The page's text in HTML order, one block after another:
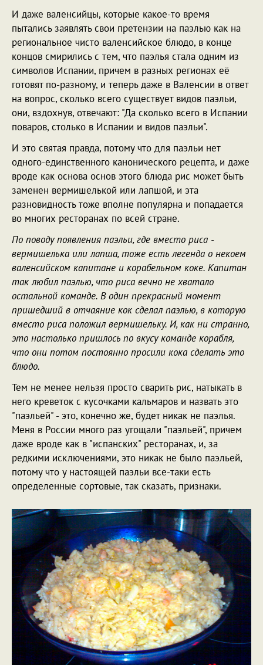
И даже валенсийцы, которые какое-то время
пытались заявлять свои претензии на паэлью как на
региональное чисто валенсийское блюдо, в конце
концов смирились с тем, что паэлья стала одним из
символов Испании, причем в разных регионах её
готовят по-разному, и теперь даже в Валенсии в ответ
на вопрос, сколько всего существует видов паэльи,
они, вздохнув, отвечают: "Да сколько всего в Испании
поваров, столько в Испании и видов паэльи".
И это святая правда, потому что для паэльи нет
одного-единственного канонического рецепта, и даже
вроде как основа основ этого блюда рис может быть
заменен вермишелькой или лапшой, и эта
разновидность тоже вполне популярна и попадается
во многих ресторанах по всей стране.
По поводу появления паэльи, где вместо риса -
вермишелька или лапша, тоже есть легенда о некоем
валенсийском капитане и корабельном коке. Капитан
так любил паэлью, что риса вечно не хватало
остальной команде. В один прекрасный момент
пришедший в отчаяние кок сделал паэлью, в которую
вместо риса положил вермишельку. И, как ни странно,
это настолько пришлось по вкусу команде корабля,
что они потом постоянно просили кока сделать это
блюдо.
Тем не менее нельзя просто сварить рис, натыкать в
него креветок с кусочками кальмаров и назвать это
"паэльей" - это, конечно же, будет никак не паэлья.
Меня в России много раз угощали "паэльей", причем
даже вроде как в "испанских" ресторанах, и, за
редкими исключениями, это никак не было паэльей,
потому что у настоящей паэльи все-таки есть
определенные сортовые, так сказать, признаки.